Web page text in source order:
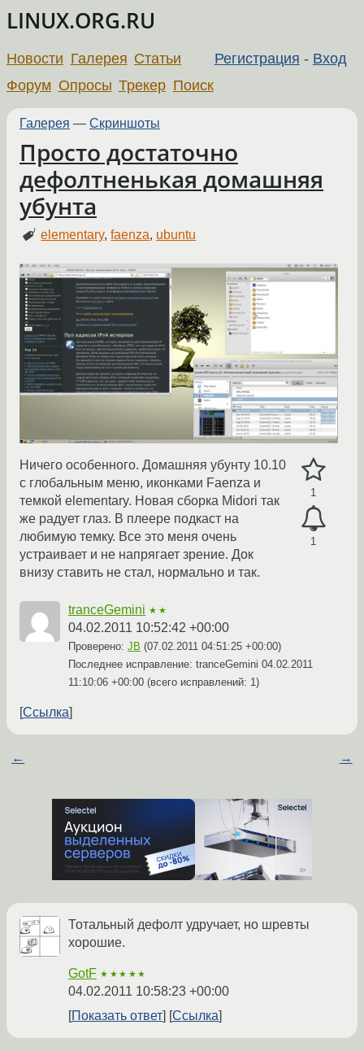
LINUX.ORG.RU
Регистрация - Вход
Новости Галерея Статьи
Форум Опросы Трекер Поиск
Галерея — Скриншоты
Просто достаточно
дефолтненькая домашняя
убунта
elementary,faenza, ubuntu
1
1
Ничего особенного. Домашняя убунту 10.10
с глобальным меню, иконками Faenza и
темкой elementary. Новая сборка Midori так
же радует глаз. В плеере подкаст на
любимую темку. Все это меня очень
устраивает и не напрягает зрение. Док
внизу ставить не стал, нормально и так.
tranceGemini ★★
04.02.2011 10:52:42 +00:00
Проверено: JB (07.02.2011 04:51:25 +00:00)
Последнее исправление: tranceGemini 04.02.2011
11:10:06 +00:00 (всего исправлений: 1)
Ссылка
← →
Тотальный дефолт удручает, но шревты
хорошие.
GotF ★★★★★
04.02.2011 10:58:23 +00:00
Показать ответ
Ссылка